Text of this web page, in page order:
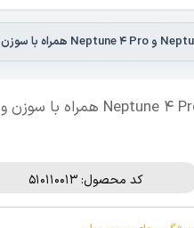
ست 10 عددی نازل برنجی Neptune 4 و Neptune 4 Pro همراه با سوزن و
کد محصول: 510110013